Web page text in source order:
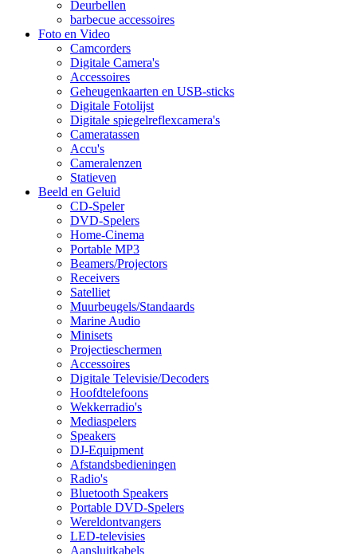
Deurbellen
barbecue accessoires
Foto en Video
Camcorders
Digitale Camera's
Accessoires
Geheugenkaarten en USB-sticks
Digitale Fotolijst
Digitale spiegelreflexcamera's
Cameratassen
Accu's
Cameralenzen
Statieven
Beeld en Geluid
CD-Speler
DVD-Spelers
Home-Cinema
Portable MP3
Beamers/Projectors
Receivers
Satelliet
Muurbeugels/Standaards
Marine Audio
Minisets
Projectieschermen
Accessoires
Digitale Televisie/Decoders
Hoofdtelefoons
Wekkerradio's
Mediaspelers
Speakers
DJ-Equipment
Afstandsbedieningen
Radio's
Bluetooth Speakers
Portable DVD-Spelers
Wereldontvangers
LED-televisies
Aansluitkabels